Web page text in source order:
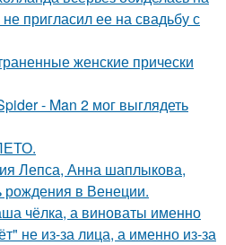
пригласил ее на свадьбу с
женские прически
- Man 2 мог выглядеть
Лепса, Анна шаплыкова,
рождения в Венеции.
чёлка, а виноваты именно
не из-за лица, а именно из-за